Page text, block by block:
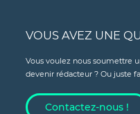
VOUS AVEZ UNE
Vous voulez nous soumettre
devenir rédacteur ? Ou juste
Contactez-nous !